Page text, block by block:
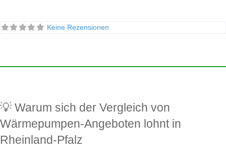
Keine Rezensionen
💡 Warum sich der Vergleich von
Wärmepumpen-Angeboten lohnt in
Rheinland-Pfalz